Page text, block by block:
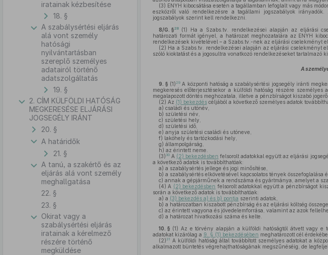
iratainak kézbesítése
18. §
A szabálysértési eljárás
alá vont személy
hatósági
nyilvántartásban
szereplő személyes
adatairól történő
adatszolgáltatás
19. §
2. CÍM KÜLFÖLDI HATÓSÁG
MEGKERESÉSE ELJÁRÁSI
JOGSEGÉLY IRÁNT
20. §
A határidők
21. §
A tanú, a szakértő és az
eljárás alá vont személy
meghallgatása
22. §
23. §
Okirat vagy a
szabálysértési eljárás
iratainak a kérelmező
részére történő
megküldése
(3) ENYH kibocsátása esetén a tagállamban lefoglalt vagy más
eszközről való rendelkezésre a tagállami jogszabályok
jogszabályok szerint kell rendelkezni.
8/G. §28 (1) Ha a Szabs.tv. rendelkezései alapján az eljárási
határozati formát igényel, a határozat meghozatalára az ENYH
rendelkezések kivételével – a Szabs.tv.-nek az eljárási cselekményt
(2) Ha a Szabs.tv. rendelkezései alapján az eljárási cselekményt
szóló kioktatást és a jogosultra vonatkozó rendelkezéseket tartalmazó
A
9. § (1) 29 A központi hatóság a szabálysértési jogsegély iránti
megkeresés előterjesztésekor a külföldi hatóság részére
megalapozott döntés meghozatala, illetve a pénzbírságot kiszabó
(2) Az (1) bekezdéscéljából a következő személyes adatok
a) családi és utónév,
b) születési név,
c) születési hely,
d) születési idő,
e) anyja születési családi és utóneve,
f) lakóhely és tartózkodási hely,
g) állampolgárság,
h) az érintett neme.
(3) 30A (2) bekezdésben felsorolt adatokkal együtt az eljárási
a következő adatok is továbbíthatóak:
a) a szabálysértés jellege és jogi minősítése,
b) a szabálysértés elkövetésével kapcsolatos tények
c) annak a gépjárműnek a rendszáma és gyártmánya, amelyet a
(4) A (2) bekezdésben felsorolt adatokkal együtt a pénzbírságot
során a következő adatok is továbbíthatóak:
a) a (3) bekezdés a) és b) pontja szerinti adatok,
b) a határozatban kiszabott pénzbírság és az eljárási költség összege,
c) az érintett vagyona és jövedelemforrása, valamint az azok
d) a határozat hivatkozási száma és kelte.
10. § (1) Az e törvény alapján a külföldi hatóságtól átvett vagy e
adatokat kizárólag a 9. § (1) bekezdésében meghatározott cél
(2) 31 A külföldi hatóság által továbbított személyes adatokat a
alkalmazott büntetés végrehajthatóságának megszűnéséig, de